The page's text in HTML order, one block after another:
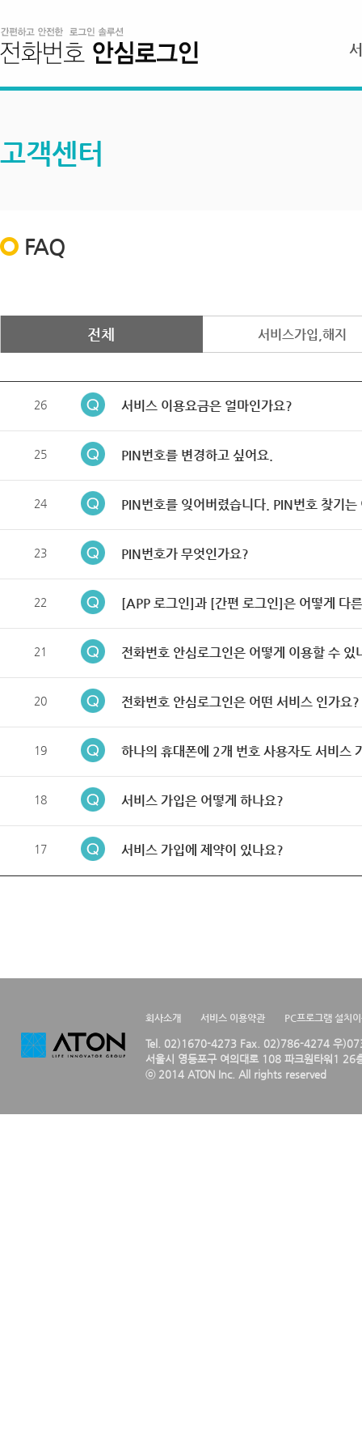
고객센터
FAQ
전체 서비스가입,해지
26 서비스 이용요금은 얼마인가요?
25 PIN번호를 변경하고 싶어요.
24 PIN번호를 잊어버렸습니다. PIN번호 찾기는
23 PIN번호가 무엇인가요?
22 [APP 로그인]과 [간편 로그인]은 어떻게 다
21 전화번호 안심로그인은 어떻게 이용할 수 있
20 전화번호 안심로그인은 어떤 서비스 인가요?
19 하나의 휴대폰에 2개 번호 사용자도 서비스
18 서비스 가입은 어떻게 하나요?
17 서비스 가입에 제약이 있나요?
회사소개 서비스 이용약관 PC프로그램 설치
Tel. 02)1670-4273 Fax. 02)786-4274 우
서울시 영등포구 여의대로 108 파크원타워1 26
ⓒ 2014 ATON Inc. All rights reserved